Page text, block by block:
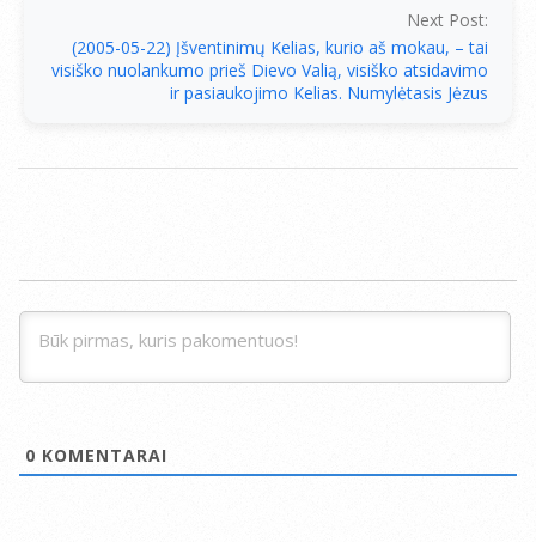
Next Post:
(2005-05-22) Įšventinimų Kelias, kurio aš mokau, – tai
visiško nuolankumo prieš Dievo Valią, visiško atsidavimo
ir pasiaukojimo Kelias. Numylėtasis Jėzus
0 KOMENTARAI